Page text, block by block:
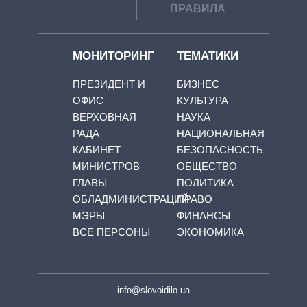
ПРАВИЛА
МОНИТОРИНГ
ПРЕЗИДЕНТ И
ОФИС
ВЕРХОВНАЯ
РАДА
КАБИНЕТ
МИНИСТРОВ
ГЛАВЫ
ОБЛАДМИНИСТРАЦИЙ
МЭРЫ
ВСЕ ПЕРСОНЫ
ТЕМАТИКИ
БИЗНЕС
КУЛЬТУРА
НАУКА
НАЦИОНАЛЬНАЯ
БЕЗОПАСНОСТЬ
ОБЩЕСТВО
ПОЛИТИКА
ПРАВО
ФИНАНСЫ
ЭКОНОМИКА
info@slovoidilo.ua